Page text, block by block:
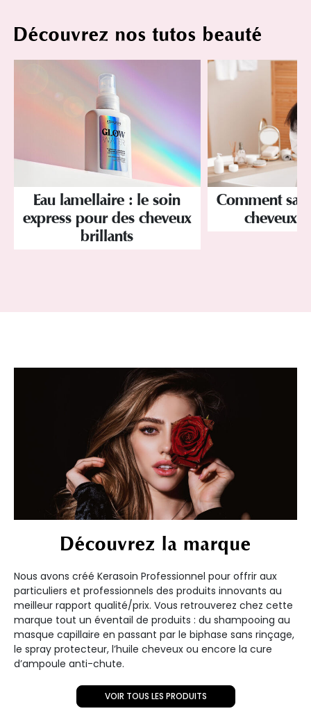
Découvrez nos tutos beauté
Eau lamellaire : le soin
express pour des cheveux
brillants
Comment
cheveux
Découvrez la marque
Nous avons créé Kerasoin Professionnel pour offrir aux
particuliers et professionnels des produits innovants au
meilleur rapport qualité/prix. Vous retrouverez chez cette
marque tout un éventail de produits : du shampooing au
masque capillaire en passant par le biphase sans rinçage,
le spray protecteur, l’huile cheveux ou encore la cure
d’ampoule anti-chute.
VOIR TOUS LES PRODUITS